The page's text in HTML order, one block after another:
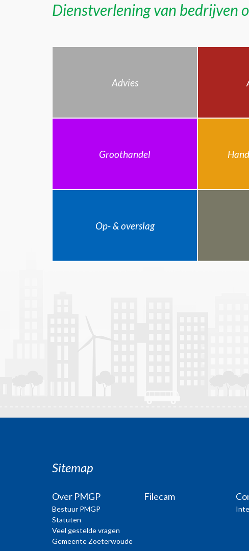
Dienstverlening van bedrijven
Advies
Groothandel
Op- & overslag
Sitemap
Over PMGP
Bestuur PMGP
Statuten
Veel gestelde vragen
Gemeente Zoeterwoude
Filecam